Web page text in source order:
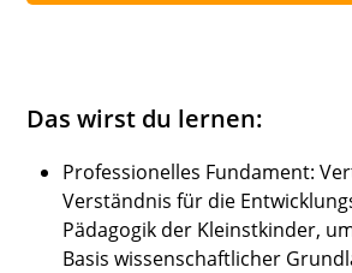
Das wirst du lernen:
Professionelles Fundament:
Verständnis für die
Pädagogik der Kleinstkinder,
Basis wissenschaftlicher